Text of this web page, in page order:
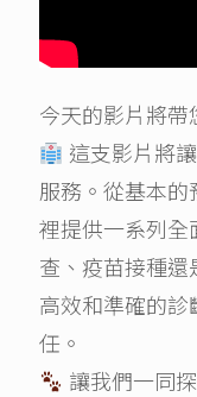
今天的影片將帶
這支影片將
服務。從基本
裡提供一系列全
查、疫苗接種
高效和準確的
任。
讓我們一同